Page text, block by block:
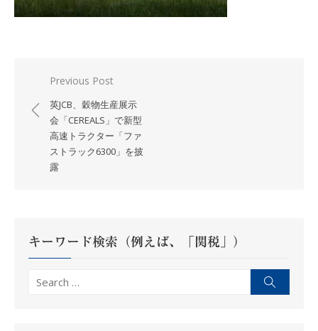
稿
ナ
ン
Previous Post
英JCB、穀物生産展示
会「CEREALS」で新型
高速トラクター「ファ
ストラック6300」を披
露
キーワード検索（例えば、「関税」）
Search